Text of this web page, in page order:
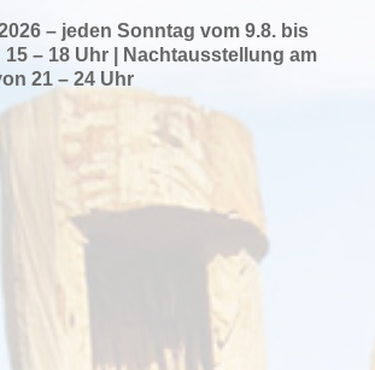
– jeden Sonntag vom 9.8. bis
15 – 18 Uhr | Nachtausstellung am
21 – 24 Uhr